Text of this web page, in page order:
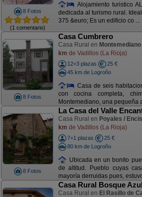
8 Fotos
(1 comentario)
Alojamiento turistico
dedicada al turismo rural.
375 &euro; Es un edificio co ...
8 Fotos
Casa Cumbrero
Casa Rural en Montemediano
km de Vadillos (La Rioja)
12+3 plazas
25 €
45 km de Logroño
Casa de seis
con cocina completa,
Montemediano, una pequeña
8 Fotos
La Casa del Valle
Casa Rural en Poyales /
km de Vadillos (La Rioja)
7+1 plazas
25 €
80 km de Logroño
Ubicada en un bonito
de altitud. Pueblo cuyas
mayoría derruidas pues,
Casa Rural Bosque Azul
Casa Rural en El Rasillo de